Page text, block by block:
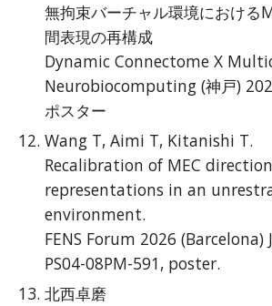
無拘束バーチャル環境における
間表現の再構成
Dynamic Connectome X
Neurobiocomputing (神戸)
ポスター
Wang T, Aimi T, Kitanishi T.
Recalibration of MEC
representations in an
environment.
FENS Forum 2026 (Barcelona)
PS04-08PM-591, poster.
北西卓磨